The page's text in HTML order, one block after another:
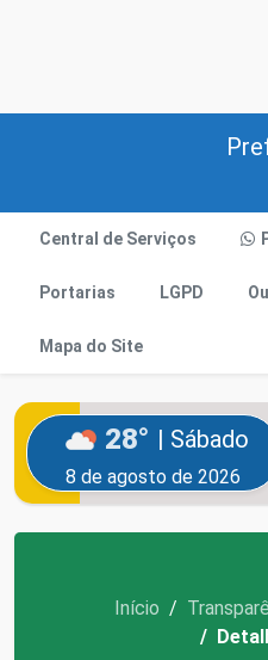
Central de Serviços
Portarias LGPD
Mapa do Site
28° | Sábado
8 de agosto de 2026
Início